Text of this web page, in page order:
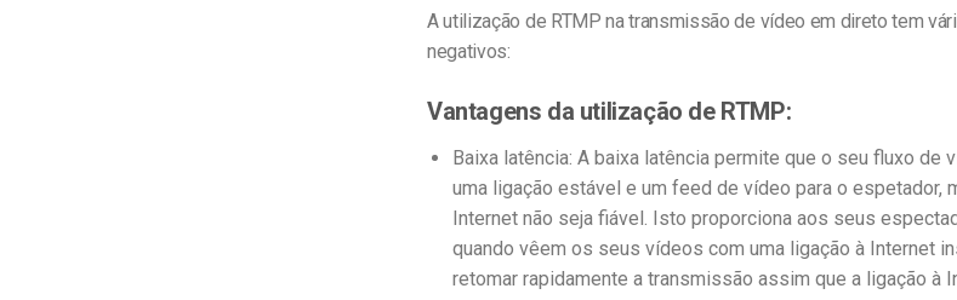
A utilização de RTMP na transmissão de vídeo em direto tem
negativos:
Vantagens da utilização de RTMP:
Baixa latência: A baixa latência permite que o seu fluxo de
uma ligação estável e um feed de vídeo para o espetador,
Internet não seja fiável. Isto proporciona aos seus
quando vêem os seus vídeos com uma ligação à Internet
retomar rapidamente a transmissão assim que a ligação à